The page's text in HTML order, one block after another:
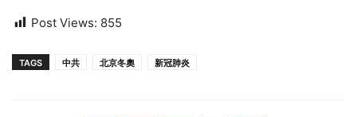
Post Views: 855
TAGS 中共 北京冬奧 新冠肺炎